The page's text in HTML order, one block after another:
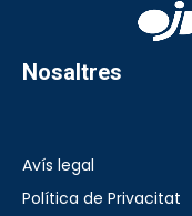
Nosaltres
Avís legal
Política de Privacitat